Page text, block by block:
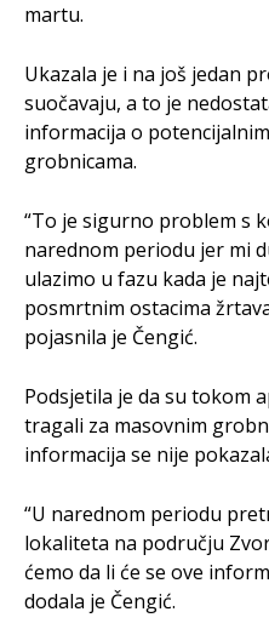
martu.
Ukazala je i na još jedan
suočavaju, a to je
informacija o
grobnicama.
“To je sigurno problem s
narednom periodu jer mi
ulazimo u fazu kada je
posmrtnim ostacima
pojasnila je Čengić.
Podsjetila je da su tokom
tragali za masovnim
informacija se nije
“U narednom periodu
lokaliteta na području
ćemo da li će se ove
dodala je Čengić.